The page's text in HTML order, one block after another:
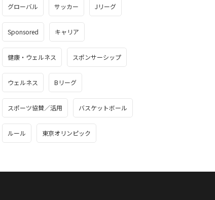
グローバル サッカー Jリーグ
Sponsored キャリア
健康・ウェルネス スポンサーシップ
ウェルネス Bリーグ
スポーツ協賛／活用 バスケットボール
ルール 東京オリンピック